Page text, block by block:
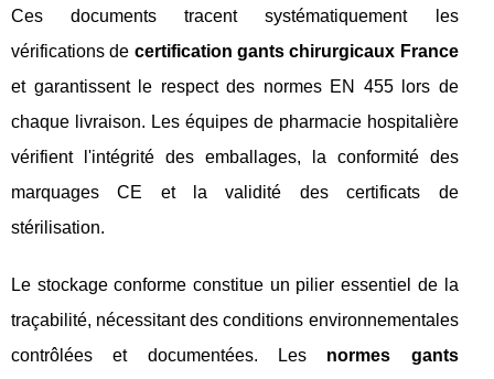
Ces documents tracent systématiquement les
vérifications de certification gants chirurgicaux France
et garantissent le respect des normes EN 455 lors de
chaque livraison. Les équipes de pharmacie hospitalière
vérifient l'intégrité des emballages, la conformité des
marquages CE et la validité des certificats de
stérilisation.
Le stockage conforme constitue un pilier essentiel de la
traçabilité, nécessitant des conditions environnementales
contrôlées et documentées. Les normes gants